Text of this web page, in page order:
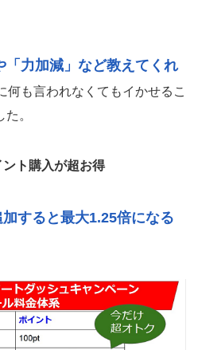
「力加減」など教えてくれ
何も言われなくてもイかせるこ
。
ト購入が超お得
すると最大1.25倍になる